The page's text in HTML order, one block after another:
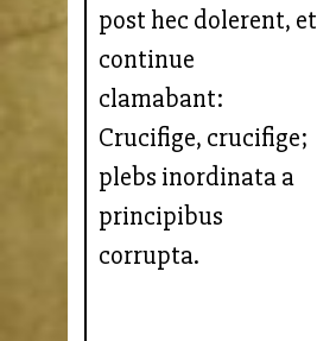
post hec dolerent, et
continue
clamabant:
Crucifige, crucifige;
plebs inordinata a
principibus
corrupta.